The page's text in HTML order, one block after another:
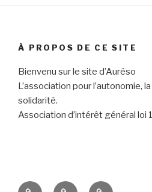
À PROPOS DE CE SITE
Bienvenu sur le site d’Auréso
L’association pour l’autonomie,
solidarité.
Association d’intérêt général loi
SoutenezSuivez Contactez-